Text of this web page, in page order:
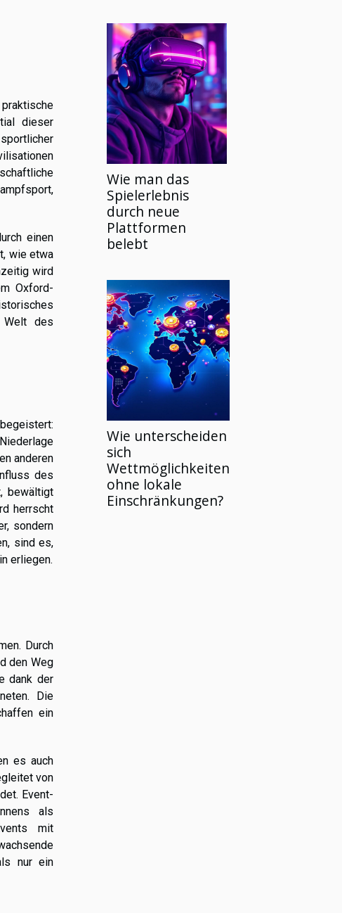
dieser
einen
wie etwa
wird
Oxford-
Welt des
anderen
des
bewältigt
herrscht
sondern
sind es,
erliegen.
Durch
den Weg
dank der
Die
ein
es auch
von
Event-
als
mit
nur ein
Wie man das
Spielerlebnis
durch neue
Plattformen
belebt
Wie unterscheiden
sich
Wettmöglichkeiten
ohne lokale
Einschränkungen?